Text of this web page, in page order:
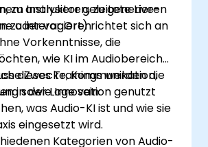
zu analysieren, zu generieren
zu interagieren.
Instruktor geleitete Live-
oder vor Ort) richtet sich an
Vorkenntnisse, die
wie KI im Audiobereich
Zwecke, Kommunikation,
sowie Innovation genutzt
dieses Trainings werden die
in der Lage sein:
was Audio-KI ist und wie sie
eingesetzt wird.
Kategorien von Audio-